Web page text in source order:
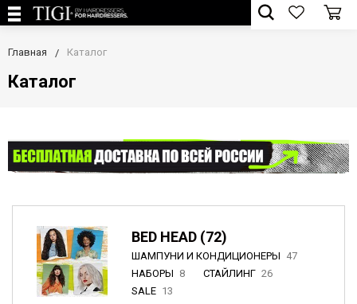
Главная Каталог
Каталог
BED HEAD (72)
ШАМПУНИ И КОНДИЦИОНЕРЫ 47
НАБОРЫ 8 СТАЙЛИНГ 26
SALE 13